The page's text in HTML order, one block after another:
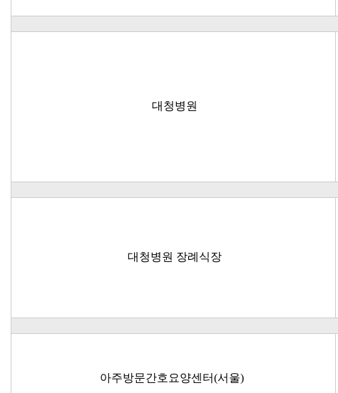
대청병원
대청병원 장례식장
아주방문간호요양센터(서울)